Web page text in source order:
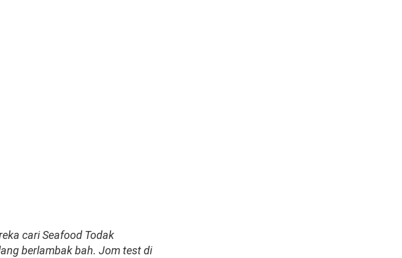
cari Seafood Todak
berlambak bah. Jom test di